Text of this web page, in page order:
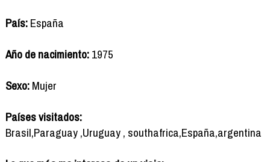
País:España
Año de nacimiento:1975
Sexo:Mujer
Países visitados:
Brasil,Paraguay ,Uruguay , southafrica,España,argentina